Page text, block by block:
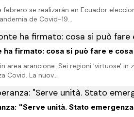
febrero se realizarán en Ecuador
de Covid-19…
ha firmato: cosa si può fare e
area arancione. Sei regioni 'virtuose'
Covid. La nuov…
"Serve unità. Stato